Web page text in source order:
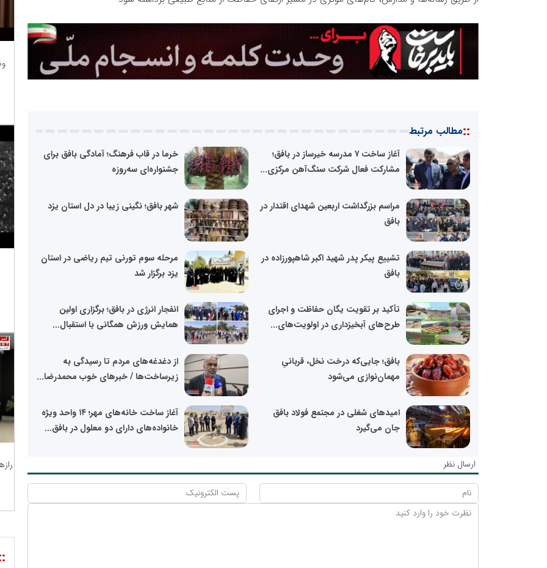
::مطالب مرتبط
آغاز ساخت ۷ مدرسه خیرساز در بافق؛
مشارکت فعال شرکت سنگ‌آهن مرکزی...
خرما در قاب فرهنگ؛ آمادگی بافق برای
جشنواره‌ای سه‌روزه
مراسم بزرگداشت اربعین شهدای اقتدار در
بافق
شهر بافق؛ نگینی زیبا در دل استان یزد
تشییع پیکر پدر شهید اکبر شاهپورزاده در
بافق
مرحله سوم تورنی تیم ریاضی در استان
یزد برگزار شد
تأکید بر تقویت یگان حفاظت و اجرای
طرح‌های آبخیزداری در اولویت‌های...
انفجار انرژی در بافق؛ برگزاری اولین
همایش ورزش همگانی با استقبال...
بافق؛ جایی‌که درخت نخل، قربانیِ
مهمان‌نوازی می‌شود
از دغدغه‌های مردم تا رسیدگی به
زیرساخت‌ها / خبرهای خوب محمدرضا...
امیدهای شغلی در مجتمع فولاد بافق
جان می‌گیرد
آغاز ساخت خانه‌های مهر؛ ۱۴ واحد ویژه
خانواده‌های دارای دو معلول در بافق...
ارسال نظر